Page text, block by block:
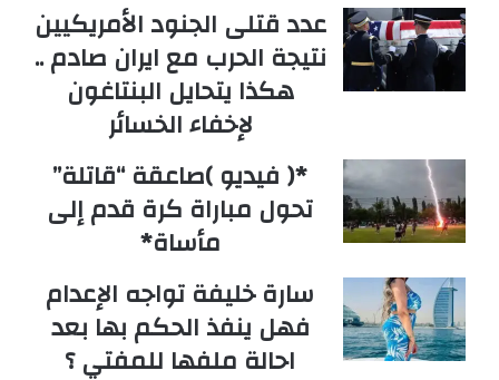
عدد قتلى الجنود الأمريكيين
نتيجة الحرب مع ايران صادم ..
هكذا يتحايل البنتاغون
لإخفاء الخسائر
*( فيديو )صاعقة “قاتلة”
تحول مباراة كرة قدم إلى
مأساة*
سارة خليفة تواجه الإعدام
فهل ينفذ الحكم بها بعد
احالة ملفها للمفتي ؟